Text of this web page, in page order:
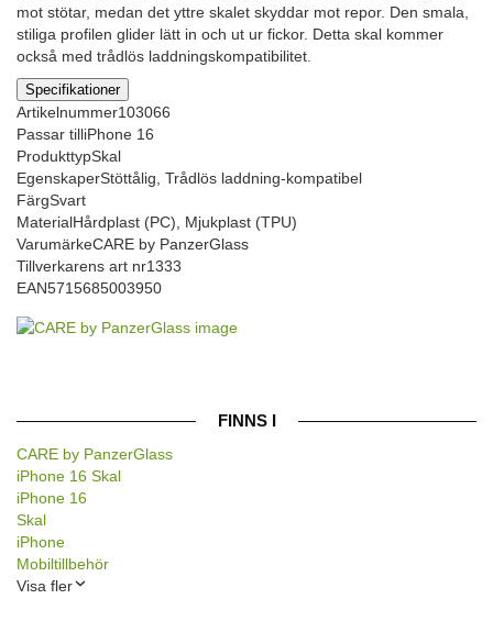
mot stötar, medan det yttre skalet skyddar mot repor. Den smala,
stiliga profilen glider lätt in och ut ur fickor. Detta skal kommer
också med trådlös laddningskompatibilitet.
Specifikationer
Artikelnummer103066
Passar tilliPhone 16
ProdukttypSkal
EgenskaperStöttålig, Trådlös laddning-kompatibel
FärgSvart
MaterialHårdplast (PC), Mjukplast (TPU)
VarumärkeCARE by PanzerGlass
Tillverkarens art nr1333
EAN5715685003950
FINNS I
CARE by PanzerGlass
iPhone 16 Skal
iPhone 16
Skal
iPhone
Mobiltillbehör
Visa fler